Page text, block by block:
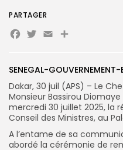
Search
for:
FR
SENEGAL-
Dakar, 30 juil (APS) – Le
Monsieur Bassirou Diomaye
mercredi 30 juillet 2025, la
Conseil des Ministres, au
A l’entame de sa
abordé la cérémonie de
PARTAGER
Facebook
Twitter
EmailPartager